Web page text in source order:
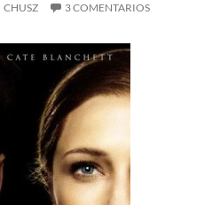
CHUSZ 3 COMENTARIOS